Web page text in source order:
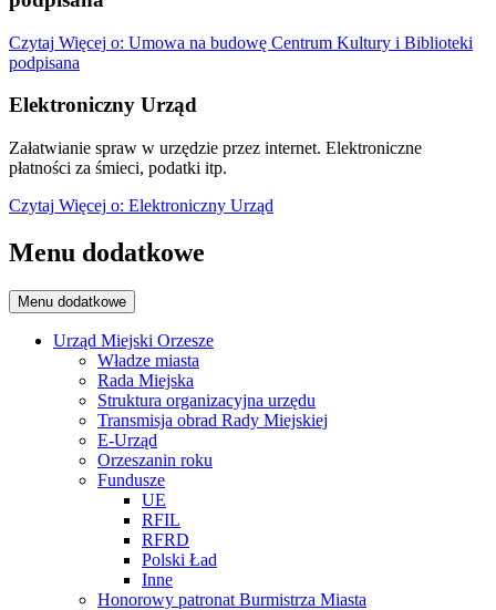
Czytaj Więcej o: Umowa na budowę Centrum Kultury i Biblioteki
podpisana
Elektroniczny Urząd
Załatwianie spraw w urzędzie przez internet. Elektroniczne
płatności za śmieci, podatki itp.
Czytaj Więcej o: Elektroniczny Urząd
Menu dodatkowe
Menu dodatkowe
Urząd Miejski Orzesze
Władze miasta
Rada Miejska
Struktura organizacyjna urzędu
Transmisja obrad Rady Miejskiej
E-Urząd
Orzeszanin roku
Fundusze
UE
RFIL
RFRD
Polski Ład
Inne
Honorowy patronat Burmistrza Miasta